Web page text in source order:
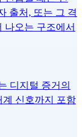
출처, 또는 그 격
나오는 구조에서
디지털 증거의
계 신호까지 포함